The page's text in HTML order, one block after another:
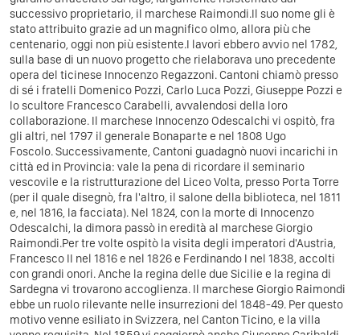
successivo proprietario, il marchese Raimondi.Il suo nome gli è
stato attribuito grazie ad un magnifico olmo, allora più che
centenario, oggi non più esistente.I lavori ebbero avvio nel 1782,
sulla base di un nuovo progetto che rielaborava uno precedente
opera del ticinese Innocenzo Regazzoni. Cantoni chiamò presso
di sé i fratelli Domenico Pozzi, Carlo Luca Pozzi, Giuseppe Pozzi e
lo scultore Francesco Carabelli, avvalendosi della loro
collaborazione. Il marchese Innocenzo Odescalchi vi ospitò, fra
gli altri, nel 1797 il generale Bonaparte e nel 1808 Ugo
Foscolo.Successivamente, Cantoni guadagnò nuovi incarichi in
città ed in Provincia: vale la pena di ricordare il seminario
vescovile e la ristrutturazione del Liceo Volta, presso Porta Torre
(per il quale disegnò, fra l'altro, il salone della biblioteca, nel 1811
e, nel 1816, la facciata). Nel 1824, con la morte di Innocenzo
Odescalchi, la dimora passò in eredità al marchese Giorgio
Raimondi.Per tre volte ospitò la visita degli imperatori d'Austria,
Francesco II nel 1816 e nel 1826 e Ferdinando I nel 1838, accolti
con grandi onori. Anche la regina delle due Sicilie e la regina di
Sardegna vi trovarono accoglienza. Il marchese Giorgio Raimondi
ebbe un ruolo rilevante nelle insurrezioni del 1848-49. Per questo
motivo venne esiliato in Svizzera, nel Canton Ticino, e la villa